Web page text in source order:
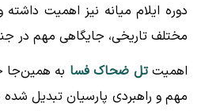
دوره ایلام میانه نیز اهمیت
مختلف تاریخی، جایگاهی مهم در
اهمیتتل ضحاک فسا به همین‌جا
مهم و راهبردی پارسیان تبدیل